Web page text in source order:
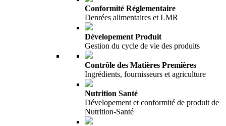
Conformité Réglementaire
Denrées alimentaires et LMR
Dévelopement Produit
Gestion du cycle de vie des produits
Contrôle des Matières Premières
Ingrédients, fournisseurs et agriculture
Nutrition Santé
Dévelopement et conformité de produit de
Nutrition-Santé